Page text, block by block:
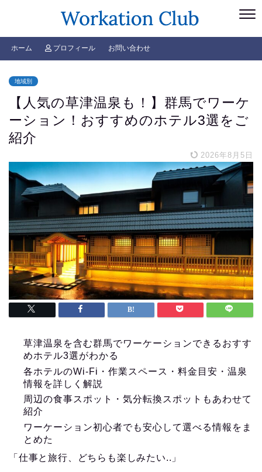
ホーム プロフィール お問い合わせ
地域別
【人気の草津温泉も！】群馬でワーケ
ーション！おすすめのホテル3選をご
紹介
2026年8月5日
草津温泉を含む群馬でワーケーションできるおすす
めホテル3選がわかる
各ホテルのWi-Fi・作業スペース・料金目安・温泉
情報を詳しく解説
周辺の食事スポット・気分転換スポットもあわせて
紹介
ワーケーション初心者でも安心して選べる情報をま
とめた
「仕事と旅行、どちらも楽しみたい..」